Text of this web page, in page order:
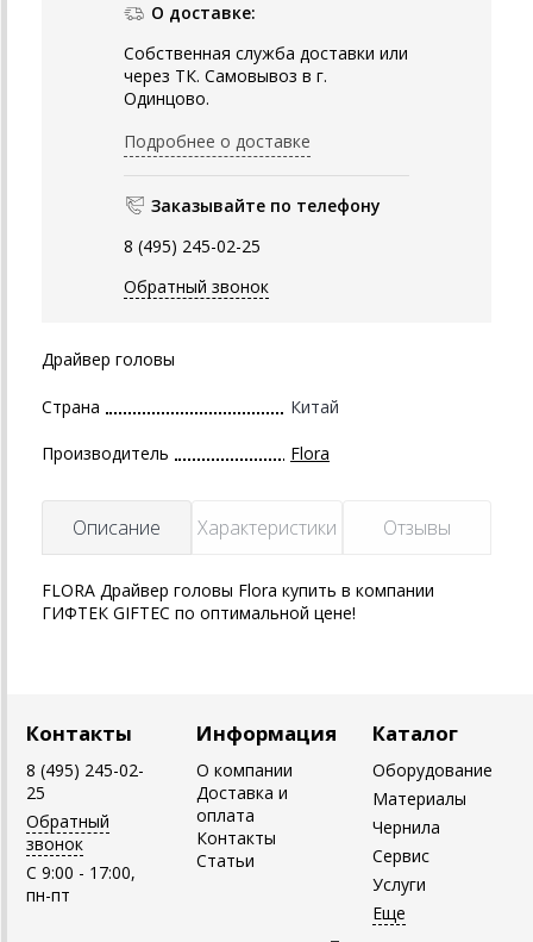
О доставке:
Собственная служба доставки или
через ТК. Самовывоз в г.
Одинцово.
Подробнее о доставке
Заказывайте по телефону
8 (495) 245-02-25
Обратный звонок
Драйвер головы
Страна Китай
Производитель Flora
Описание Характеристики Отзывы
FLORA Драйвер головы Flora купить в компании
ГИФТЕК GIFTEC по оптимальной цене!
Контакты
8 (495) 245-02-
25
Обратный
звонок
C 9:00 - 17:00,
пн-пт
Информация
О компании
Доставка и
оплата
Контакты
Статьи
Каталог
Оборудование
Материалы
Чернила
Сервис
Услуги